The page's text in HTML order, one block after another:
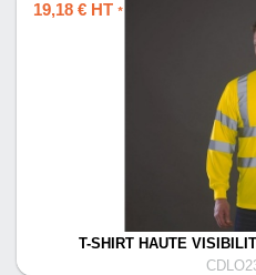
19,18 € HT *
T-SHIRT HAUTE